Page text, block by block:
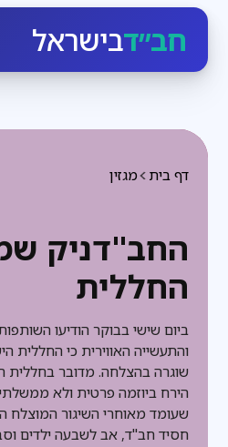
חב״דבישראל
מגזין דף בית
החב"דניק
החללית
והתעשייה האווירית כי החללית
שוגרה בהצלחה. מדובר
הירח ביוזמה פרטית ולא
שעומד מאוחרי השיגור המוצלח
חסיד חב"ד, אב לשבעה ילדים וסב ל־21